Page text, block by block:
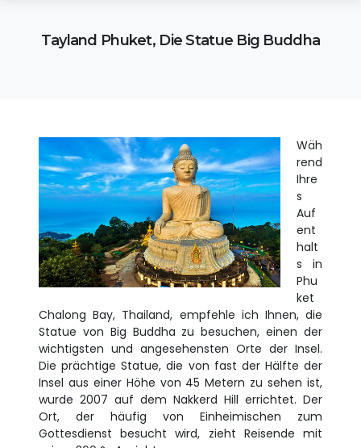
Tayland Phuket, Die Statue Big Buddha
Wäh
rend
Ihre
s
Auf
ent
halt
s in
Phu
ket
Chalong Bay, Thailand, empfehle ich Ihnen, die
Statue von Big Buddha zu besuchen, einen der
wichtigsten und angesehensten Orte der Insel.
Die prächtige Statue, die von fast der Hälfte der
Insel aus einer Höhe von 45 Metern zu sehen ist,
wurde 2007 auf dem Nakkerd Hill errichtet. Der
Ort, der häufig von Einheimischen zum
Gottesdienst besucht wird, zieht Reisende mit